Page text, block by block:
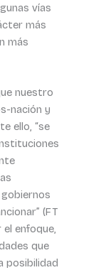
vías
más
más
nuestro
nación y
ello, “se
(FT
enfoque,
que
posibilidad